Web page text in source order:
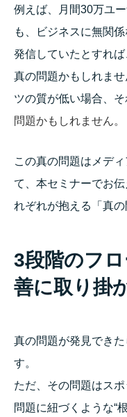
例えば、月間30万ユ
も、ビジネスに無関
発信していたとすれ
真の問題かもしれま
ツの質が低い場合、
問題かもしれません。
この真の問題はメデ
て、本セミナーでお
れぞれが抱える「真
3段階のフ
善に取り掛
真の問題が発見でき
す。
ただ、その問題はス
問題に紐づくような“